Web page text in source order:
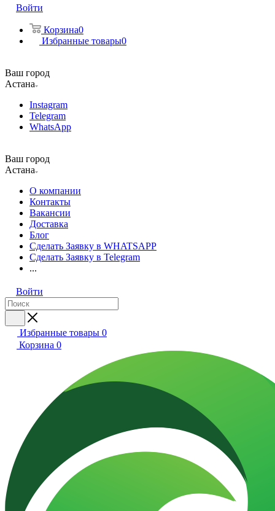
Войти
Корзина0
Избранные товары0
Ваш город
Астана
Instagram
Telegram
WhatsApp
Ваш город
Астана
О компании
Контакты
Вакансии
Доставка
Блог
Сделать Заявку в WHATSAPP
Сделать Заявку в Telegram
...
Войти
Избранные товары 0
Корзина 0